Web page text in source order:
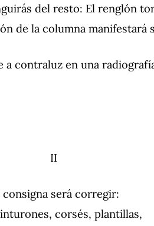
del resto: El renglón
de la columna manifestará
contraluz en una
II
consigna será corregir:
corsés, plantillas,